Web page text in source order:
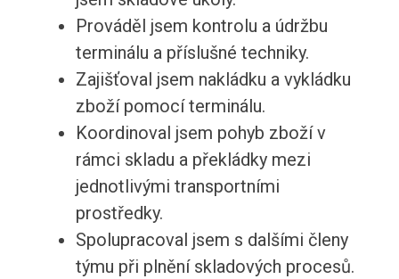
Prováděl jsem kontrolu a údržbu
terminálu a příslušné techniky.
Zajišťoval jsem nakládku a vykládku
zboží pomocí terminálu.
Koordinoval jsem pohyb zboží v
rámci skladu a překládky mezi
jednotlivými transportními
prostředky.
Spolupracoval jsem s dalšími členy
týmu při plnění skladových procesů.